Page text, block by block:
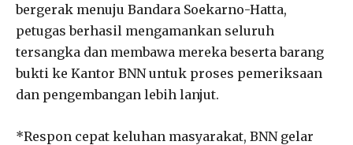
bergerak menuju Bandara Soekarno-Hatta,
petugas berhasil mengamankan seluruh
tersangka dan membawa mereka beserta barang
bukti ke Kantor BNN untuk proses pemeriksaan
dan pengembangan lebih lanjut.
*Respon cepat keluhan masyarakat, BNN gelar